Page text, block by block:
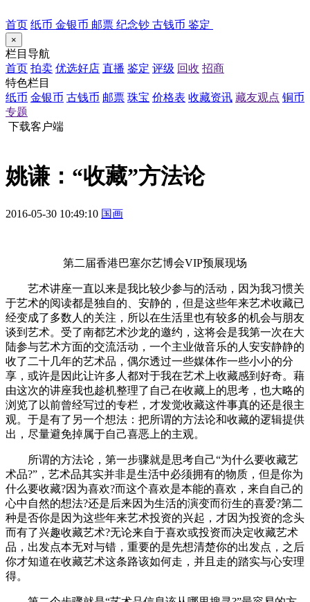
首页 纸币 金银币 邮票 纪念钞 古钱币 鉴定
×
栏目导航
首页 拍卖 优选好店 直播 鉴定 评级 回收 招商
特色栏目
纸币 金银币 古钱币 邮票 珠宝 价格表 收藏资讯 藏友观点 铜币
专题
下载客户端
姚谦：“收藏”方法论
2016-05-30 10:49:10 国画
第二届香港巴塞尔艺博会VIP预展现场
艺术讲座一直以来是我比较少参与的活动，因为我习惯关
于艺术的阅读都是独自的、安静的，但是这些年来艺术收藏已
经变成了多数人的关注，所以在生活里也有较多的机会与朋友
谈到艺术。受了南都艺术沙龙的邀约，这将会是我第一次在大
陆参与艺术方面的交流活动，一个主业做音乐的人安安静静的
收了二十几年的艺术品，偶尔透过一些媒体作一些小小的分
享，或许是因此让许多人都对于我在艺术上收藏感到好奇。藉
由这次的讲座我也趁机整理了自己在收藏上的思考，也大略的
浏览了以前曾经写过的专栏，才发觉收藏这件事真的还是很主
观。于是有了另一个想法：把所谓的方法论和收藏的逻辑提供
出，尽量避免掉属于自己喜恶上的主观。
所谓的方法论，第一步骤就是思考自己“为什么要收藏艺
术品?”，艺术品其实并非是生活中必须拥有的物质，但是你为
什么要收藏?因为喜欢?而这个喜欢是本能的喜欢，来自自己的
心中自然的想法?还是后来因为生活的演变而衍生的喜爱?第二
种是否你是因为这些年来艺术投资的兴起，才因为投资的念头
而有了兴趣收藏艺术?无论来自于喜欢或投资而决定收藏艺术
品，出发点本无对与错，重要的是先想清楚你的出发点，之后
你才知道在收藏艺术这条路该如何走，并且走的踏实与心安理
得。